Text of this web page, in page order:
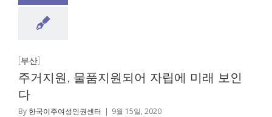
[부산]
주거지원, 물품지원되어 자립에 미래 보인
다
By 한국이주여성인권센터 | 9월 15일, 2020